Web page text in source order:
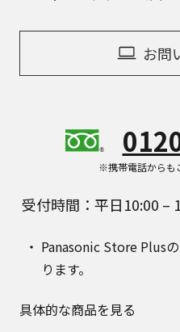
お問
※携帯電話からも
受付時間：平日10:00 –
Panasonic Store Plus
ります。
具体的な商品を見る